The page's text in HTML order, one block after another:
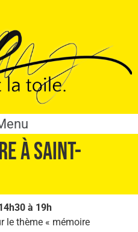
à Saint-
à 19h
le thème « mémoire